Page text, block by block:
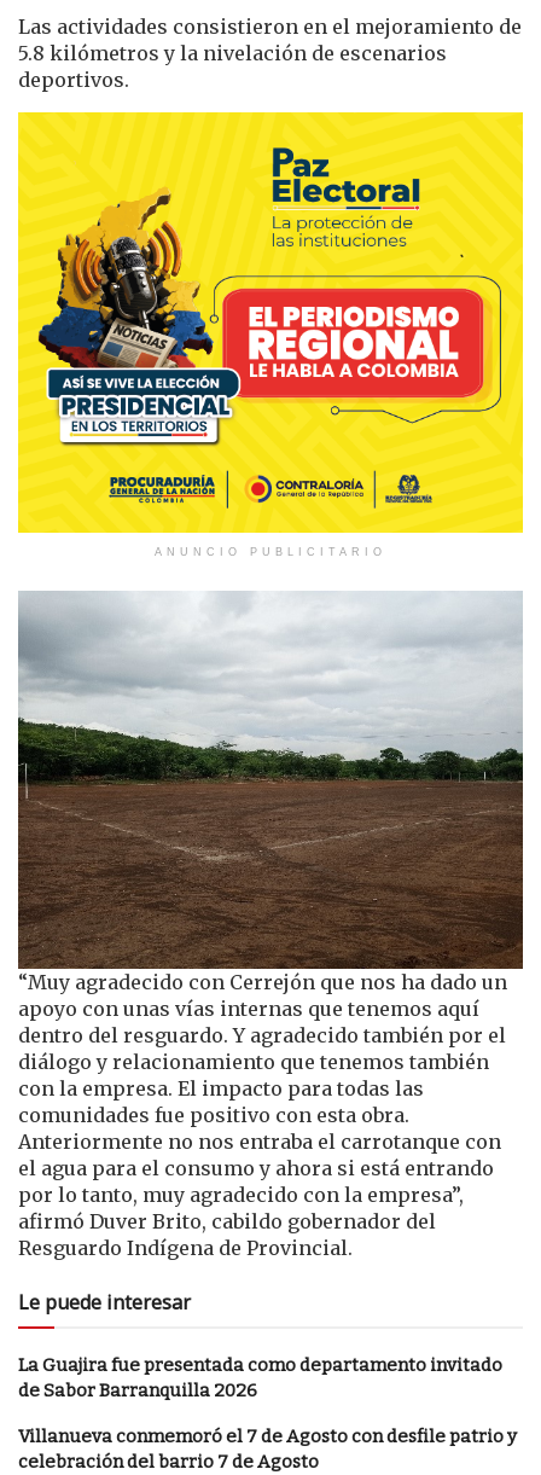
Las actividades consistieron en el mejoramiento de
5.8 kilómetros y la nivelación de escenarios
deportivos.
ANUNCIO PUBLICITARIO
“Muy agradecido con Cerrejón que nos ha dado un
apoyo con unas vías internas que tenemos aquí
dentro del resguardo. Y agradecido también por el
diálogo y relacionamiento que tenemos también
con la empresa. El impacto para todas las
comunidades fue positivo con esta obra.
Anteriormente no nos entraba el carrotanque con
el agua para el consumo y ahora si está entrando
por lo tanto, muy agradecido con la empresa”,
afirmó Duver Brito, cabildo gobernador del
Resguardo Indígena de Provincial.
Le puede interesar
La Guajira fue presentada como departamento invitado
de Sabor Barranquilla 2026
Villanueva conmemoró el 7 de Agosto con desfile patrio y
celebración del barrio 7 de Agosto